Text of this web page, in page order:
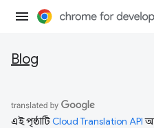
Blog
এই পৃষ্ঠাটিCloud Translation API